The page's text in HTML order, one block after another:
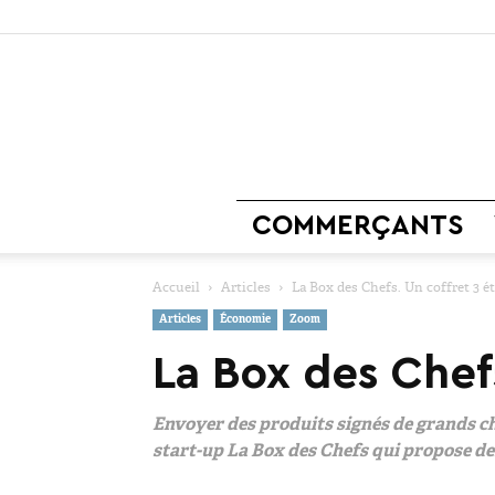
COMMERÇANTS
Accueil Articles La Box des Chefs. Un coffret 3
Articles Économie Zoom
La Box des
Envoyer des produits signés de grands
start-up La Box des Chefs qui propose